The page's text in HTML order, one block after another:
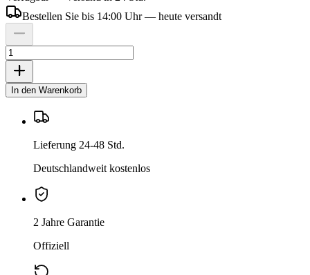
Bestellen Sie bis 14:00 Uhr — heute versandt
In den Warenkorb
Lieferung 24-48 Std.
Deutschlandweit kostenlos
2 Jahre Garantie
Offiziell